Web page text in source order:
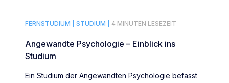
FERNSTUDIUM | STUDIUM | 4 MINUTEN LESEZEIT
Angewandte Psychologie – Einblick ins
Studium
Ein Studium der Angewandten Psychologie befasst